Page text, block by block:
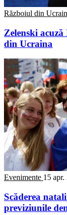
Războiul din
Zelenski
din Ucraina
Evenimente 15 apr.
Scăderea
previziunile